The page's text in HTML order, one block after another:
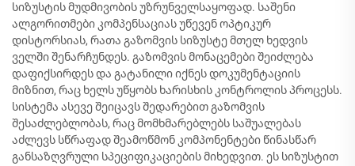
სიზუსტის მუდმივობის უზრუნველსაყოფად. საშენი
ალგორითმები კომპენსაციას უწევენ ოპტიკურ
დისტორსიას, რათა გაზომვის სიზუსტე მთელ ხედვის
ველში შენარჩუნდეს. გაზომვის მონაცემები შეიძლება
დაფიქსირდეს და გატანილი იქნეს დოკუმენტაციის
მიზნით, რაც ხელს უწყობს ხარისხის კონტროლის პროცესს.
სისტემა ასევე შეიცავს შედარებით გაზომვის
შესაძლებლობას, რაც მომხმარებლებს საშუალებას
აძლევს სწრაფად შეამოწმონ კომპონენტები წინასწარ
განსაზღვრული სპეციფიკაციების მიხედვით. ეს სიზუსტით